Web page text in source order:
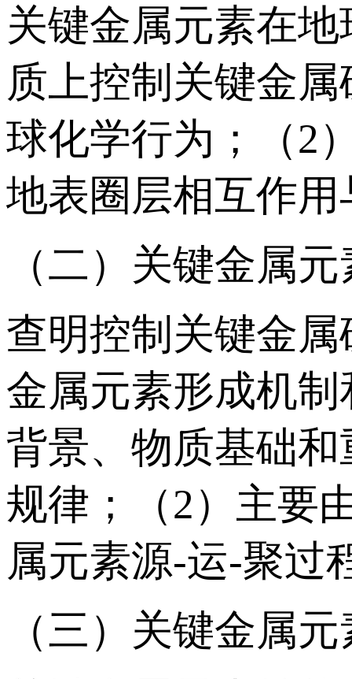
关键金属元素在
质上控制关键金
球化学行为；（2
地表圈层相互作
（二）关键金属
查明控制关键金
金属元素形成机
背景、物质基础
规律；（2）主要
属元素源-运-聚过
（三）关键金属